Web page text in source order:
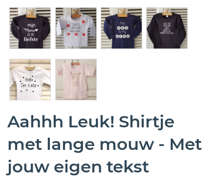
Aahhh Leuk! Shirtje
met lange mouw - Met
jouw eigen tekst